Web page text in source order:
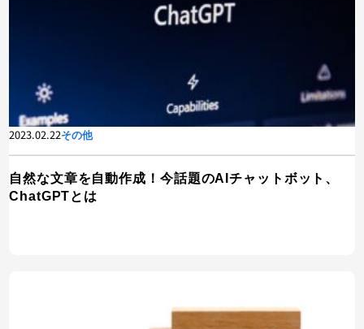
2023.02.22その他
自然な文章を自動作成！今話題のAIチャットボット、
ChatGPTとは